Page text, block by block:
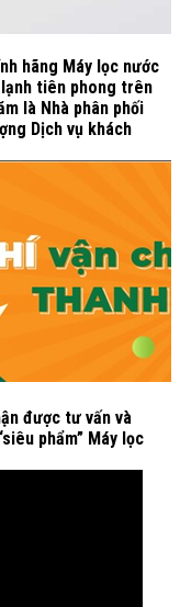
hãng Máy lọc nước
lạnh tiên phong trên
là Nhà phân phối
Dịch vụ khách
được tư vấn và
phẩm” Máy lọc